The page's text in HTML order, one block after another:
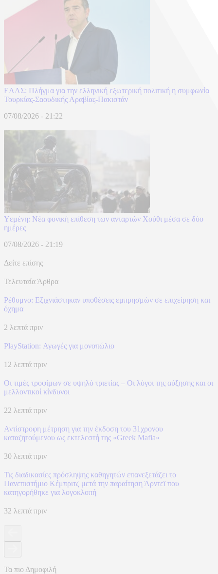
ΕΛΑΣ: Πλήγμα για την ελληνική εξωτερική πολιτική η συμφωνία
Τουρκίας-Σαουδικής Αραβίας-Πακιστάν
07/08/2026 - 21:22
Υεμένη: Νέα φονική επίθεση των ανταρτών Χούθι μέσα σε δύο
ημέρες
07/08/2026 - 21:19
Δείτε επίσης
Τελευταία Άρθρα
Ρέθυμνο: Εξιχνιάστηκαν υποθέσεις εμπρησμών σε επιχείρηση και
όχημα
2 λεπτά πριν
PlayStation: Αγωγές για μονοπώλιο
12 λεπτά πριν
Οι τιμές τροφίμων σε υψηλό τριετίας – Οι λόγοι της αύξησης και οι
μελλοντικοί κίνδυνοι
22 λεπτά πριν
Αντίστροφη μέτρηση για την έκδοση του 31χρονου
καταζητούμενου ως εκτελεστή της «Greek Mafia»
30 λεπτά πριν
Τις διαδικασίες πρόσληψης καθηγητών επανεξετάζει το
Πανεπιστήμιο Κέμπριτζ μετά την παραίτηση Άρντεϊ που
κατηγορήθηκε για λογοκλοπή
32 λεπτά πριν
Τα πιο Δημοφιλή